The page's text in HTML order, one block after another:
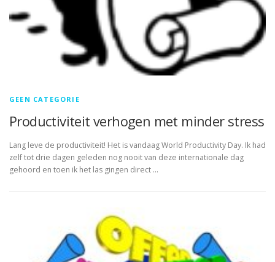
GEEN CATEGORIE
Productiviteit verhogen met minder stress
Lang leve de productiviteit! Het is vandaag World Productivity Day. Ik had
zelf tot drie dagen geleden nog nooit van deze internationale dag
gehoord en toen ik het las gingen direct …